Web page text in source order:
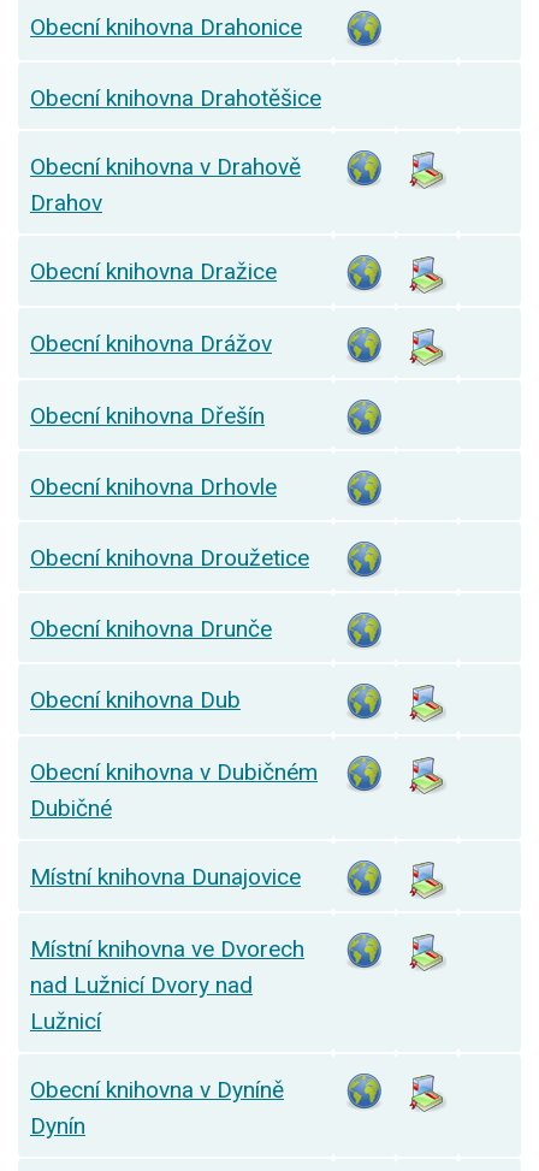
Obecní knihovna Drahonice
Obecní knihovna Drahotěšice
Obecní knihovna v Drahově
Drahov
Obecní knihovna Dražice
Obecní knihovna Drážov
Obecní knihovna Dřešín
Obecní knihovna Drhovle
Obecní knihovna Droužetice
Obecní knihovna Drunče
Obecní knihovna Dub
Obecní knihovna v Dubičném
Dubičné
Místní knihovna Dunajovice
Místní knihovna ve Dvorech
nad Lužnicí Dvory nad
Lužnicí
Obecní knihovna v Dyníně
Dynín